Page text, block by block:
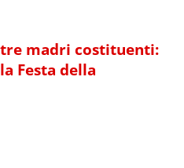
madri costituenti:
Festa della